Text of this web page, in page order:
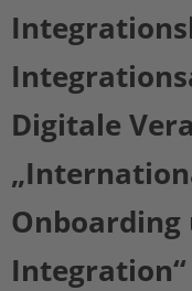
Digitale
Integration“